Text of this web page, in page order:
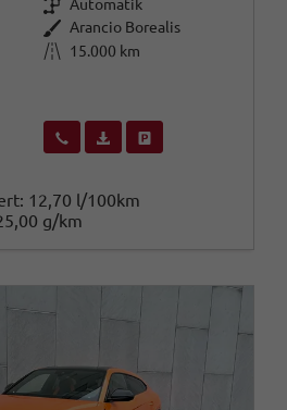
Getriebe Automatik
Außenfarbe Arancio Borealis
Kilometerstand
15.000 km
Wir rufen Sie anFahrzeugexposé (PDF)
12,70 l/100km
g/km